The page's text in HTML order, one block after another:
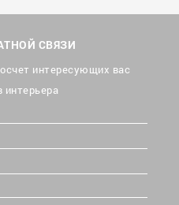
СВЯЗИ
интересующих вас
интерьера